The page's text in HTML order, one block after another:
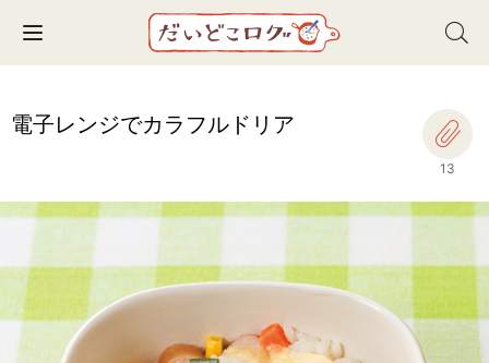
Toggle navigation
電子レンジでカラフルドリア
13